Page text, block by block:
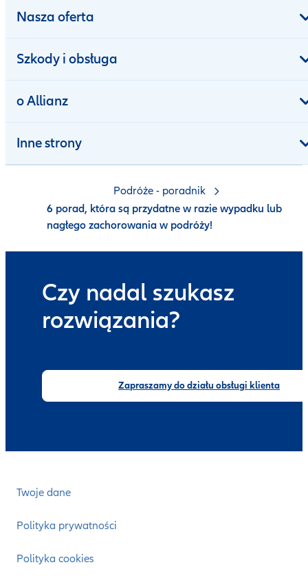
Nasza oferta
Szkody i obsługa
o Allianz
Inne strony
Czy nadal szukasz
rozwiązania?
Zapraszamy do działu obsługi klienta
Twoje dane
Polityka prywatności
Polityka cookies
Podróże - poradnik
6 porad, która są przydatne w razie wypadku lub
nagłego zachorowania w podróży!